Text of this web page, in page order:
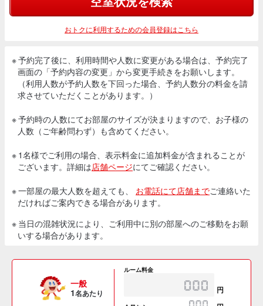
おトクに利用するための会員登録はこちら
※ 予約完了後に、利用時間や人数に変更がある場合は、予約完了
画面の「予約内容の変更」から変更手続きをお願いします。
（利用人数が予約人数を下回った場合、予約人数分の料金を請
求させていただくことがあります。）
※ 予約時の人数にてお部屋のサイズが決まりますので、お子様の
人数（ご年齢問わず）も含めてください。
※ 1名様でご利用の場合、表示料金に追加料金が含まれることが
ございます。詳細は店舗ページにてご確認ください。
※ 一部屋の最大人数を超えても、 お電話にて店舗までご連絡いた
だければご案内できる場合があります。
※ 当日の混雑状況により、ご利用中に別の部屋へのご移動をお願
いする場合があります。
一般
1名あたり
ルーム料金
円